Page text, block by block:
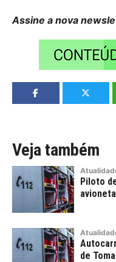
Assine a nova
Veja também
Piloto
de